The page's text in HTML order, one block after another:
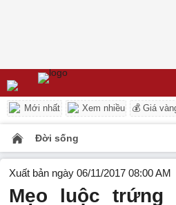
Mới nhất Xem nhiều 💰 Giá
Đời sống
Xuất bản ngày 06/11/2017 08:00 AM
Mẹo luộc